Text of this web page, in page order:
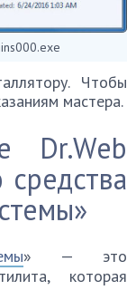
Чтобы
мастера.
Dr.Web
» — это
которая